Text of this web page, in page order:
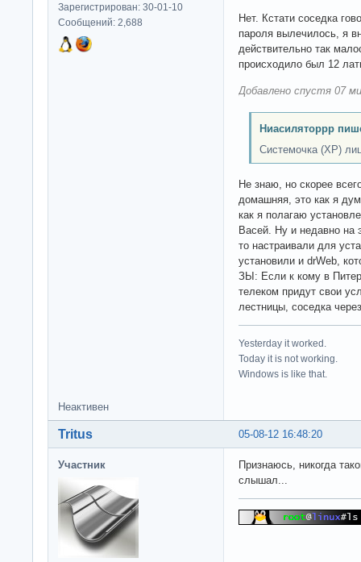
Зарегистрирован: 30-01-10
Сообщений: 2,688
Нет. Кстати соседка
пароля вылечилось, я
действительно так
происходило был 12
Добавлено спустя 07
Ниасиляторрр
Системочка (XP)
Не знаю, но скорее
домашняя, это как я
как я полагаю
Васей. Ну и недавно на
то настраивали для
установили и drWeb,
ЗЫ: Если к кому в
телеком придут свои
лестницы, соседка
Yesterday it worked.
Today it is not working.
Windows is like that.
Неактивен
05-08-12 16:48:20
Tritus
Участник
Признаюсь, никогда
слышал...